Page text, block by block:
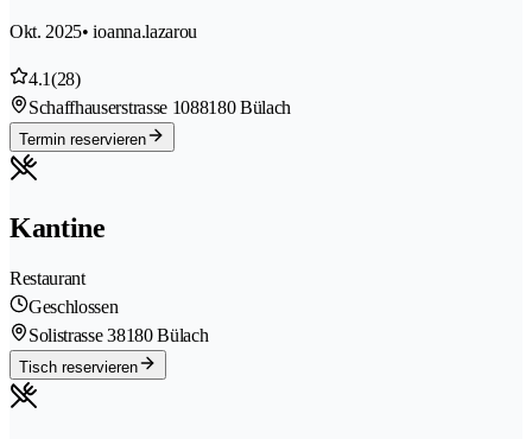
Okt. 2025• ioanna.lazarou
4.1(28)
Schaffhauserstrasse 1088180 Bülach
Termin reservieren
Kantine
Restaurant
Geschlossen
Solistrasse 38180 Bülach
Tisch reservieren